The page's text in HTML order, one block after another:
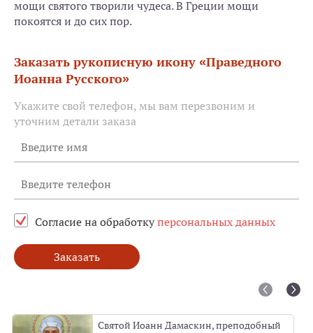
мощи святого творили чудеса. В Греции мощи
покоятся и до сих пор.
Заказать рукописную икону «Праведного
Иоанна Русского»
Укажите свой телефон, мы вам перезвоним и
уточним детали заказа
Согласие на обработкуперсональных данных
Заказать
Святой Иоанн Дамаскин, преподобный